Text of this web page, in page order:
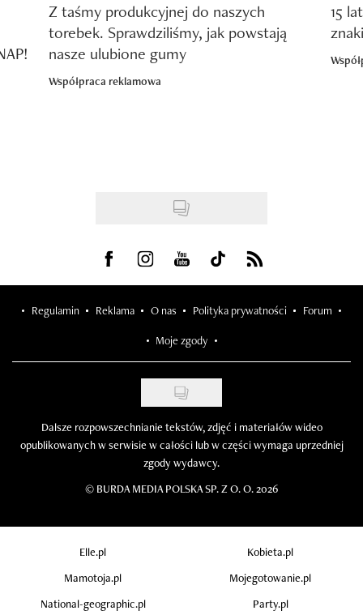
Z taśmy produkcyjnej do naszych
torebek. Sprawdziliśmy, jak powstają
nasze ulubione gumy
Współpraca reklamowa
15
Visit us on Facebook
Visit us on Instagram
Visit us on Youtube
Visit us on Tiktok
Visit us on Rss
Regulamin Reklama O nas Polityka prywatności Forum
Moje zgody
Dalsze rozpowszechnianie tekstów, zdjęć i materiałów wideo
opublikowanych w serwisie w całości lub w części wymaga uprzedniej
zgody wydawcy.
© BURDA MEDIA POLSKA SP. Z O. O. 2026
Elle.pl
Kobieta.pl
Mamotoja.pl
Mojegotowanie.pl
National-geographic.pl
Party.pl